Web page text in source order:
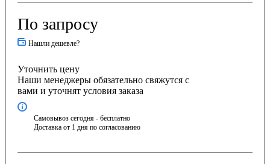
По запросу
Нашли дешевле?
Уточнить цену
Наши менеджеры обязательно свяжутся с
вами и уточнят условия заказа
Самовывоз сегодня - бесплатно
Доставка от 1 дня по согласованию